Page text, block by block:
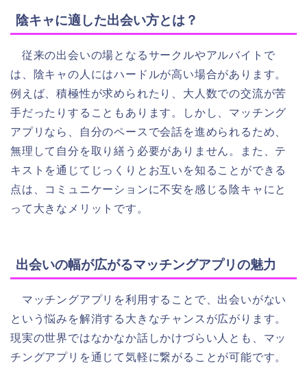
陰キャに適した出会い方とは？
従来の出会いの場となるサークルやアルバイトで
は、陰キャの人にはハードルが高い場合があります。
例えば、積極性が求められたり、大人数での交流が苦
手だったりすることもあります。しかし、マッチング
アプリなら、自分のペースで会話を進められるため、
無理して自分を取り繕う必要がありません。また、テ
キストを通じてじっくりとお互いを知ることができる
点は、コミュニケーションに不安を感じる陰キャにと
って大きなメリットです。
出会いの幅が広がるマッチングアプリの魅力
マッチングアプリを利用することで、出会いがない
という悩みを解消する大きなチャンスが広がります。
現実の世界ではなかなか話しかけづらい人とも、マッ
チングアプリを通じて気軽に繋がることが可能です。